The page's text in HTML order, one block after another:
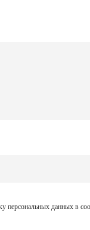
персональных данных в